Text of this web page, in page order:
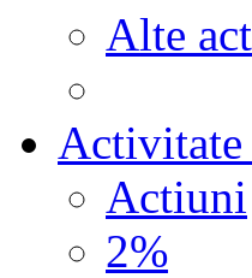
Alte
Activitate
Actiuni
2%